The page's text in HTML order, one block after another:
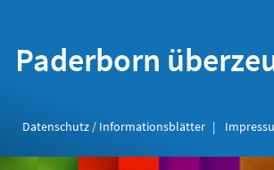
Paderborn
Datenschutz / Informationsblätter